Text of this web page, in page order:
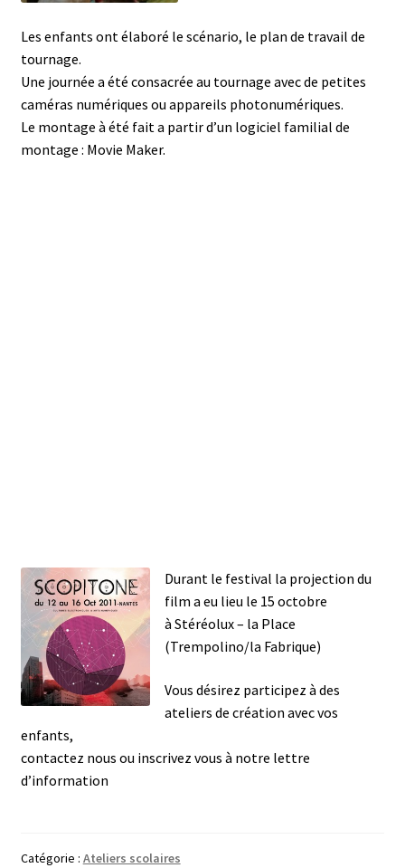
Les enfants ont élaboré le scénario, le plan de travail de
tournage.
Une journée a été consacrée au tournage avec de petites
caméras numériques ou appareils photonumériques.
Le montage à été fait a partir d’un logiciel familial de
montage : Movie Maker.
Durant le festival la projection du
film a eu lieu le 15 octobre
à Stéréolux – la Place
(Trempolino/la Fabrique)
Vous désirez participez à des
ateliers de création avec vos
enfants,
contactez nous ou inscrivez vous à notre lettre
d’information
Catégorie : Ateliers scolaires